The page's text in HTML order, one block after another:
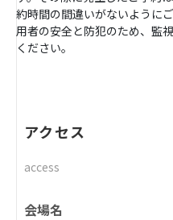
約時間の間違いがないように
用者の安全と防犯のため、監
ください。
アクセス
access
会場名